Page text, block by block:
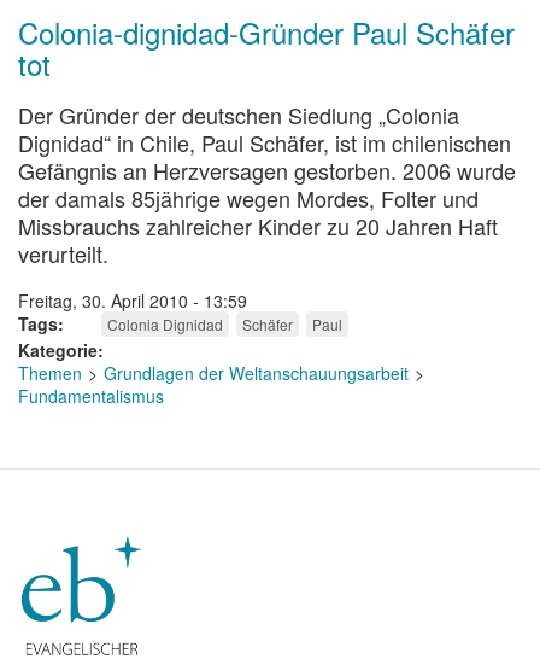
Colonia-dignidad-Gründer Paul Schäfer
tot
Der Gründer der deutschen Siedlung „Colonia
Dignidad“ in Chile, Paul Schäfer, ist im chilenischen
Gefängnis an Herzversagen gestorben. 2006 wurde
der damals 85jährige wegen Mordes, Folter und
Missbrauchs zahlreicher Kinder zu 20 Jahren Haft
verurteilt.
Freitag, 30. April 2010 - 13:59
Tags
Colonia Dignidad Schäfer Paul
Kategorie
Themen
Grundlagen der Weltanschauungsarbeit
Fundamentalismus